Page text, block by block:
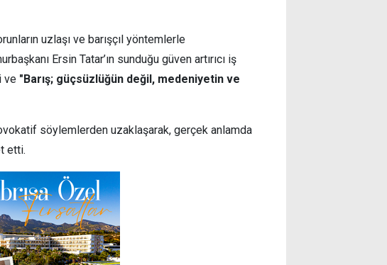
uzlaşı ve barışçıl yöntemlerle
Ersin Tatar’ın sunduğu güven artırıcı iş
ve "Barış; güçsüzlüğün değil, medeniyetin ve
söylemlerden uzaklaşarak, gerçek anlamda
etti.